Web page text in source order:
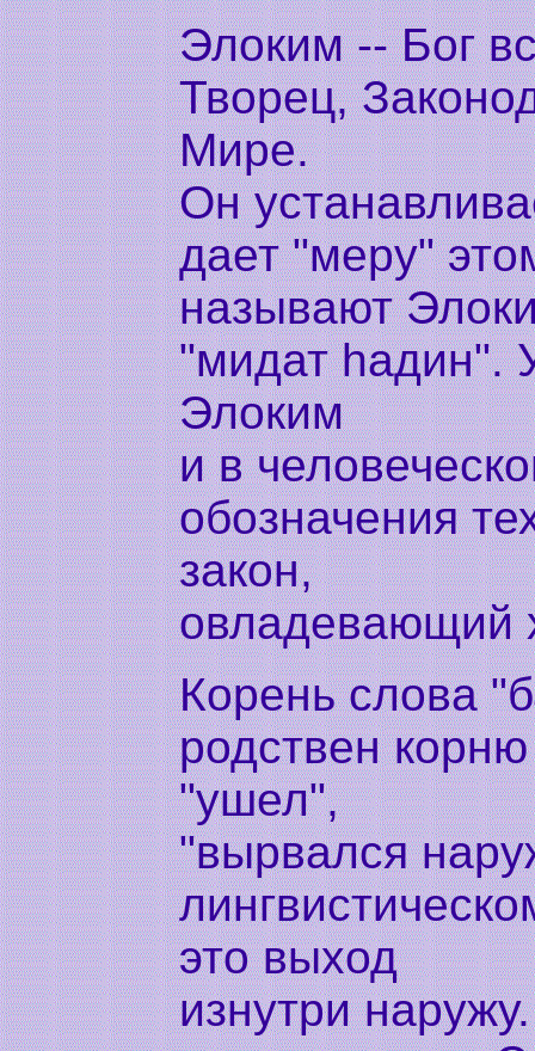
Элоким -- Бог
Творец,
Мире.
Он
дает "меру"
называют
"мидат hадин".
Элоким
и в
обозначения
закон,
овладевающий
Корень слова
родствен
"ушел",
"вырвался
это выход
изнутри